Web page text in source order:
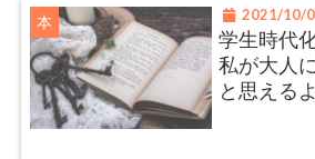
本 2021/10/
学生時代
私が大人
と思える